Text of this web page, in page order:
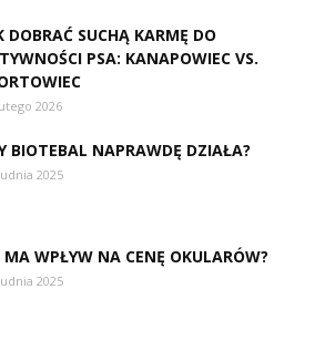
DOBRAĆ SUCHĄ KARMĘ DO
PSA: KANAPOWIEC VS.
2026
BIOTEBAL NAPRAWDĘ DZIAŁA?
2025
MA WPŁYW NA CENĘ OKULARÓW?
2025